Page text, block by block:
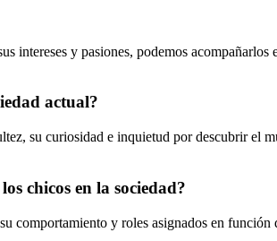
y pasiones, podemos
actual?
su curiosidad e inquietud por descubrir el
chicos en la sociedad?
y roles asignados en función